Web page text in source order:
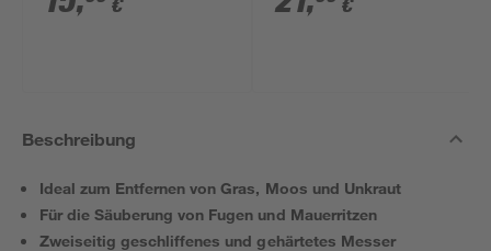
€ €
Beschreibung
Ideal zum Entfernen von Gras, Moos und Unkraut
Für die Säuberung von Fugen und Mauerritzen
Zweiseitig geschliffenes und gehärtetes Messer